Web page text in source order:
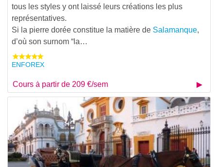
tous les styles y ont laissé leurs créations les plus
représentatives.
Si la pierre dorée constitue la matière de Salamanque,
d’où son surnom “la…
ENFOREX
Cours à partir de 209 €/sem